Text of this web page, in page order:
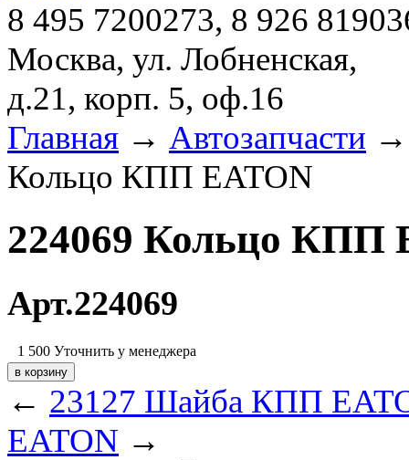
8 495 7200273, 8 926
Москва, ул. Лобненская,
д.21, корп. 5, оф.16
Главная → Автозапчасти
Кольцо КПП EATON
224069 Кольцо КПП
Арт.224069
1 500 Уточнить у менеджера
← 23127 Шайба КПП
EATON →